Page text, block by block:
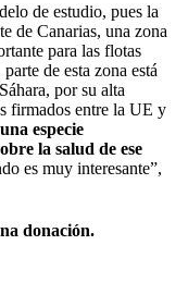
de estudio, pues la
de Canarias, una zona
para las flotas
de esta zona está
por su alta
firmados entre la UE y
una especie
la salud de ese
es muy interesante”,
donación.